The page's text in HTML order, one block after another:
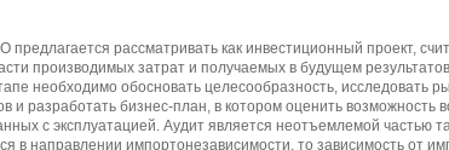
предлагается рассматривать как инвестиционный проект,
производимых затрат и получаемых в будущем
необходимо обосновать целесообразность, исследовать
и разработать бизнес-план, в котором оценить возможность
с эксплуатацией. Аудит является неотъемлемой частью
в направлении импортонезависимости, то зависимость от